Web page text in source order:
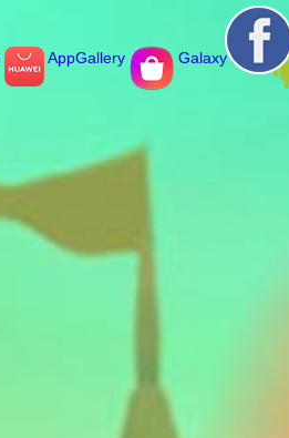
AppGallery Galaxy Store